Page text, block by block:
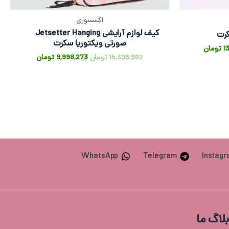
تومان
اکسسوری
کیف لوازم آرایشی Jetsetter Hanging
صورتی ویکتوریا سکرت
15,396,902تومان9,998,273 تومان
Telegram
WhatsApp
ما